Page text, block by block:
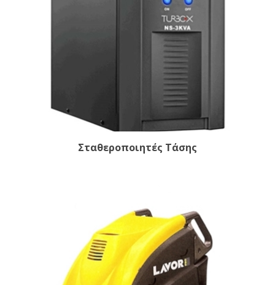
Σταθεροποιητές Τάσης